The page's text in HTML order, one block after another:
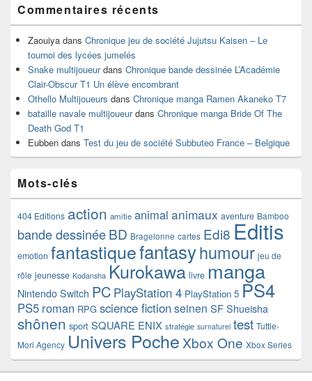
Commentaires récents
Zaouiya dans Chronique jeu de société Jujutsu Kaisen – Le
tournoi des lycées jumelés
Snake multijoueurdans Chronique bande dessinée L’Académie
Clair-Obscur T1 Un élève encombrant
Othello Multijoueurs dans Chronique manga Ramen Akaneko T7
bataille navale multijoueurdans Chronique manga Bride Of The
Death God T1
Eubben dans Test du jeu de société Subbuteo France – Belgique
Mots-clés
404 Editions action amitie animal animaux aventure Bamboo
bande dessinéeBD Bragelonne cartes Edi8 Editis
emotion fantastiquefantasyhumour jeu de
rôle jeunesse Kodansha Kurokawa livre manga
Nintendo Switch PC PlayStation 4 PlayStation 5 PS4
PS5 roman RPG science fictionseinen SF Shueisha
shônen sport SQUARE ENIX stratégie surnaturel test Tuttle-
Mori Agency Univers Poche Xbox One Xbox Series